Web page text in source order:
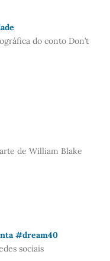
do conto Don’t
de William Blake
#dream40
sociais